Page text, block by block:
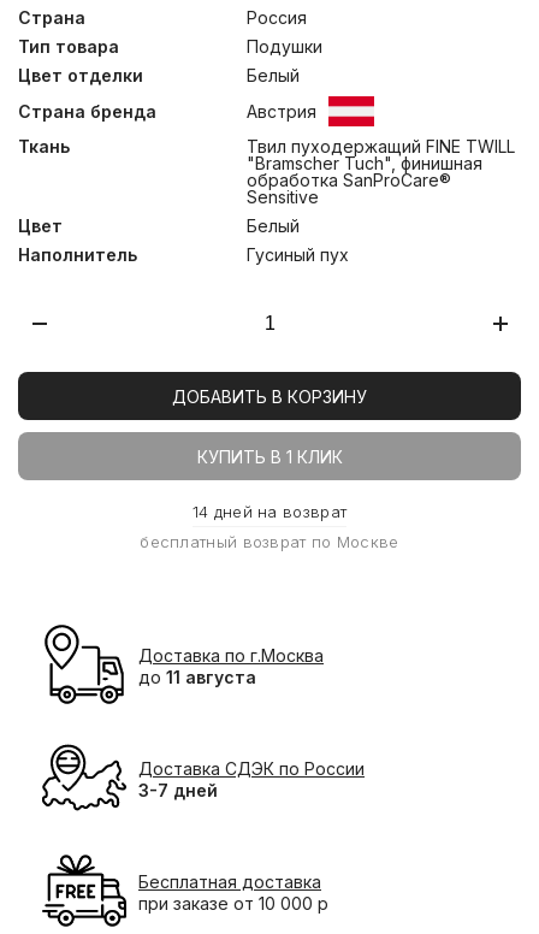
Страна
Россия
Тип товара
Подушки
Цвет отделки
Белый
Страна бренда
Австрия
Ткань
Твил пуходержащий FINE TWILL
"Bramscher Tuch", финишная
обработка SanProCare®
Sensitive
Цвет
Белый
Наполнитель
Гусиный пух
ДОБАВИТЬ В КОРЗИНУ
КУПИТЬ В 1 КЛИК
14 дней на возврат
бесплатный возврат по Москве
Доставка по г.Москва
до 11 августа
Доставка СДЭК по России
3-7 дней
Бесплатная доставка
при заказе от 10 000 р